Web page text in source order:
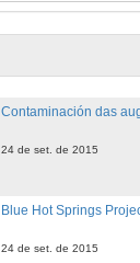
24 de set. de 2015
24 de set. de 2015